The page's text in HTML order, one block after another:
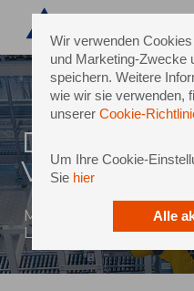
Wir verwenden
und Marketing-Zwecke
speichern. Weitere
wie wir sie verwenden,
unserer Cookie-
Um Ihre Cookie-
Sie hier
Alle
Depal
Vite 410
Multifunktionale,
Lösungen